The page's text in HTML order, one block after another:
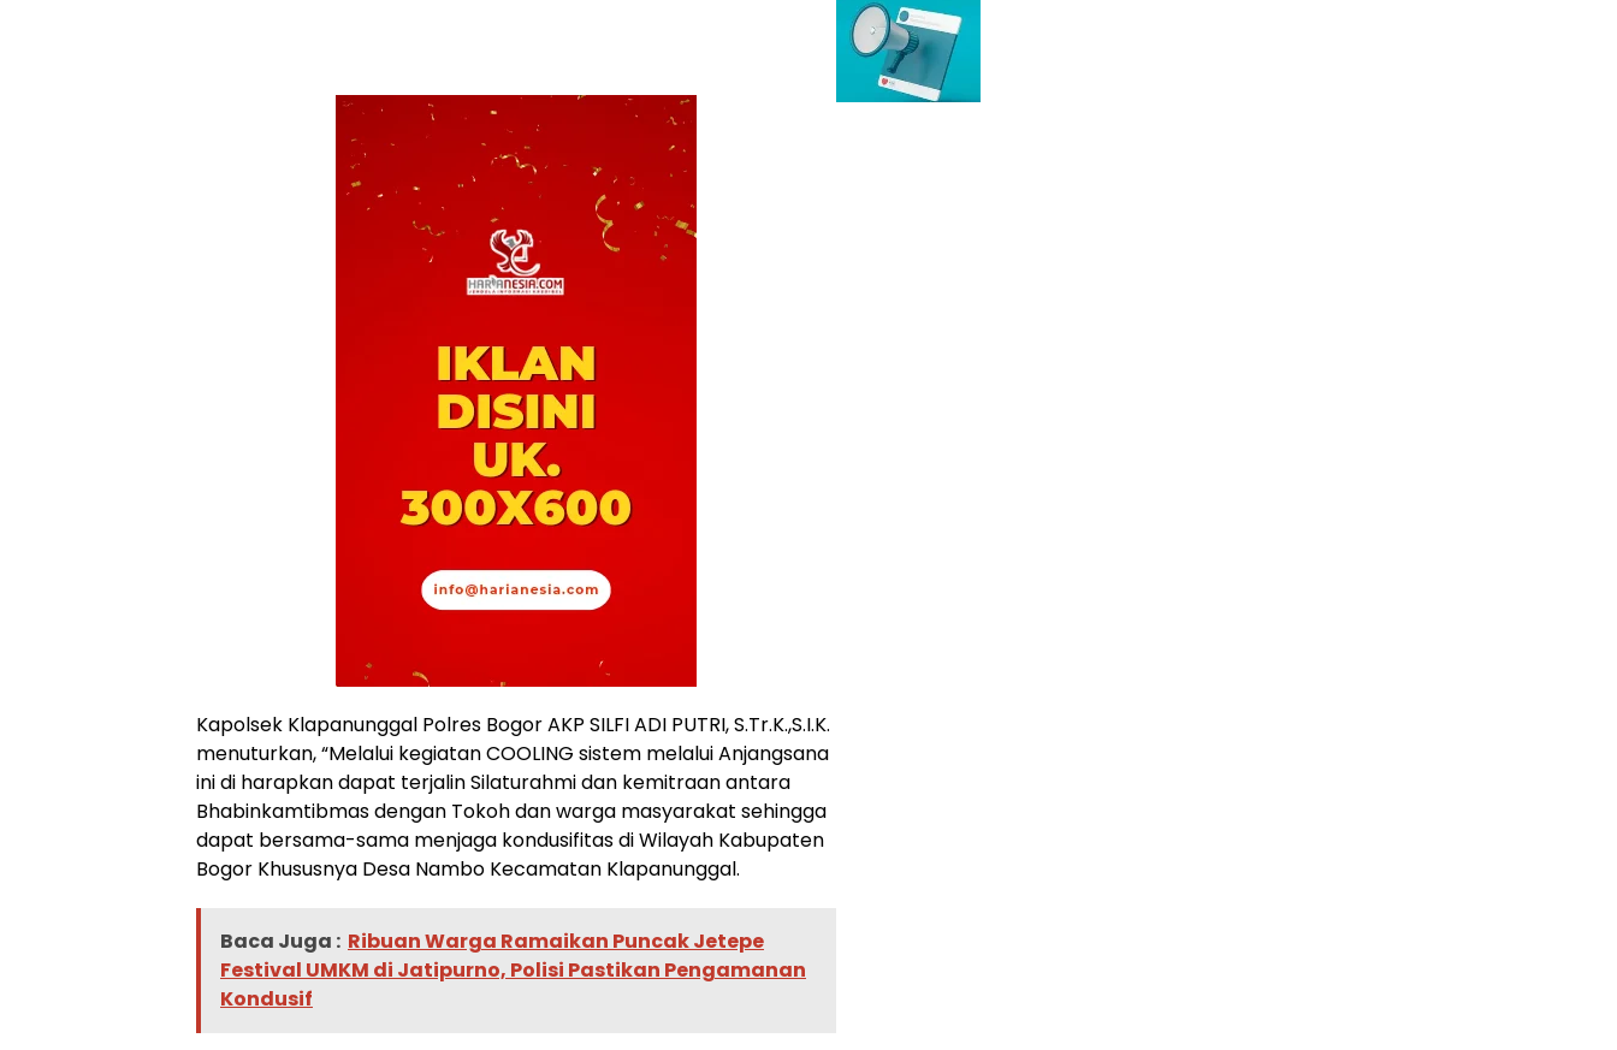
Kapolsek Klapanunggal Polres Bogor AKP SILFI ADI PUTRI, S.Tr.K.,S.I.K.
menuturkan, “Melalui kegiatan COOLING sistem melalui Anjangsana
ini di harapkan dapat terjalin Silaturahmi dan kemitraan antara
Bhabinkamtibmas dengan Tokoh dan warga masyarakat sehingga
dapat bersama-sama menjaga kondusifitas di Wilayah Kabupaten
Bogor Khususnya Desa Nambo Kecamatan Klapanunggal.
Baca Juga : Ribuan Warga Ramaikan Puncak Jetepe
Festival UMKM di Jatipurno, Polisi Pastikan Pengamanan
Kondusif